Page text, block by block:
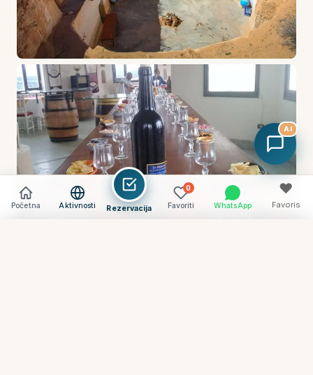
Početna Aktivnosti Rezervacija
0
Favoriti WhatsApp
♥
Favoris
AI